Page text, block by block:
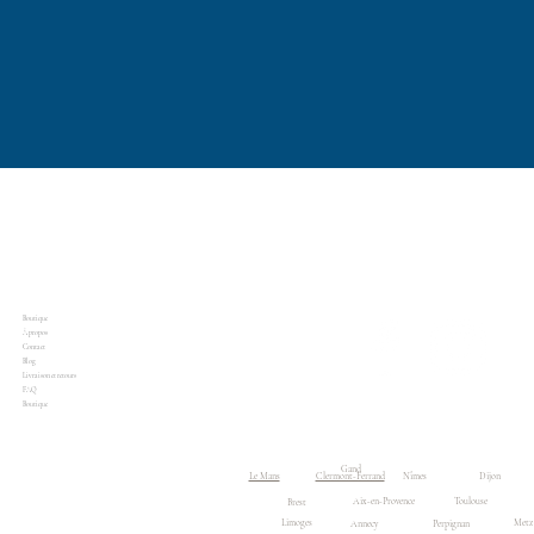
Boutique
À propos
Contact
Blog
Livraison et retours
FAQ
Boutique
Gand
Le Mans Dijon
Nîmes
Clermont-Ferrand
Brest Aix-en-Provence Toulouse
Limoges
Annecy Perpignan Metz